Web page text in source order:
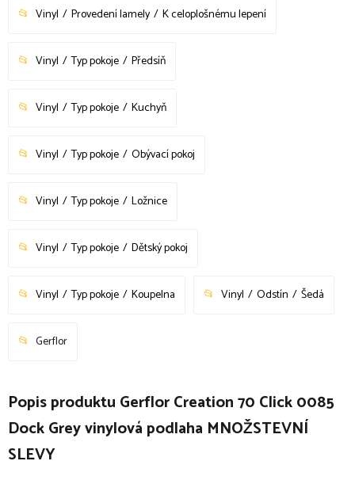
Vinyl Provedení lamely K celoplošnému lepení
Vinyl Typ pokoje Předsíň
Vinyl Typ pokoje Kuchyň
Vinyl Typ pokoje Obývací pokoj
Vinyl Typ pokoje Ložnice
Vinyl Typ pokoje Dětský pokoj
Vinyl Typ pokoje Koupelna Vinyl Odstín Šedá
Gerflor
Popis produktu Gerflor Creation 70 Click 0085
Dock Grey vinylová podlaha MNOŽSTEVNÍ
SLEVY